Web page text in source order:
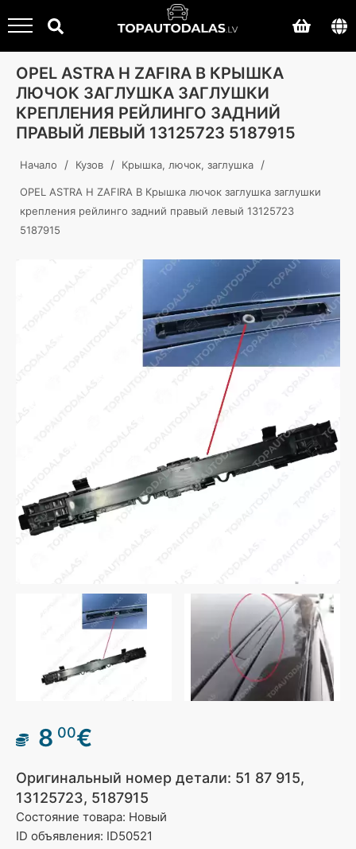
OPEL ASTRA H ZAFIRA B КРЫШКА
ЛЮЧОК ЗАГЛУШКА ЗАГЛУШКИ
КРЕПЛЕНИЯ РЕЙЛИНГО ЗАДНИЙ
ПРАВЫЙ ЛЕВЫЙ 13125723 5187915
Начало / Кузов / Крышка, лючок, заглушка /
OPEL ASTRA H ZAFIRA B Крышка лючок заглушка заглушки
крепления рейлинго задний правый левый 13125723
5187915
8 00€
Оригинальный номер детали: 51 87 915,
13125723, 5187915
Состояние товара: Новый
ID объявления: ID50521